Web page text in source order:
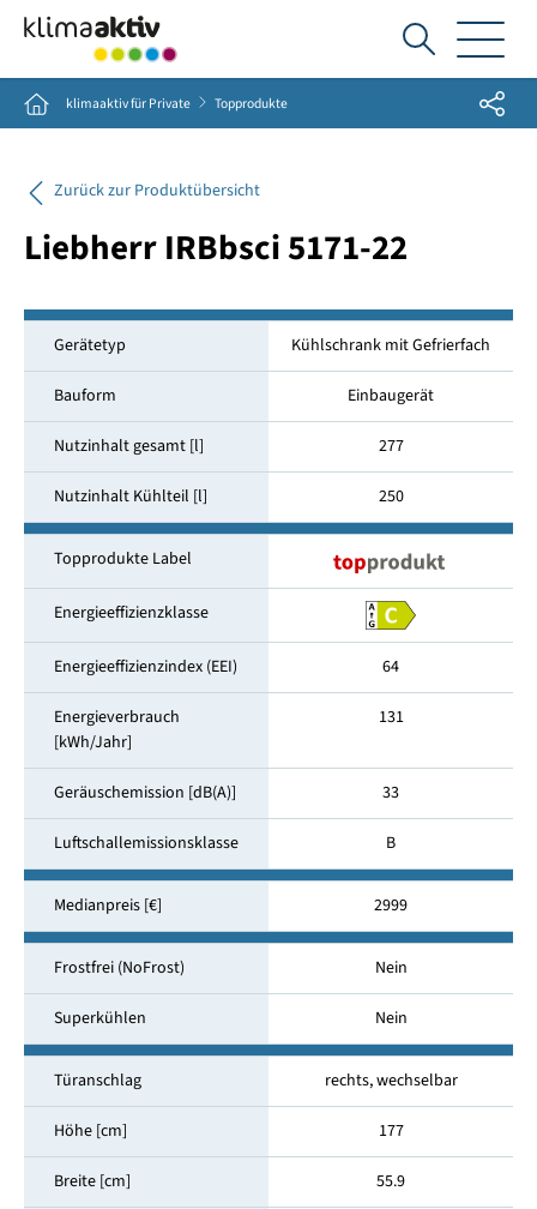
Ich
suche...
Home klimaaktiv für Private Topprodukte Share
Zurück zur Produktübersicht
Liebherr IRBbsci 5171-22
Gerätetyp Kühlschrank mit Gefrierfach
Bauform Einbaugerät
Nutzinhalt gesamt [l] 277
Nutzinhalt Kühlteil [l] 250
Topprodukte Label
Energieeffizienzklasse
Energieeffizienzindex (EEI) 64
Energieverbrauch
[kWh/Jahr]
131
Geräuschemission [dB(A)] 33
Luftschallemissionsklasse B
Medianpreis [€] 2999
Frostfrei (NoFrost) Nein
Superkühlen Nein
Türanschlag rechts, wechselbar
Höhe [cm] 177
Breite [cm] 55.9